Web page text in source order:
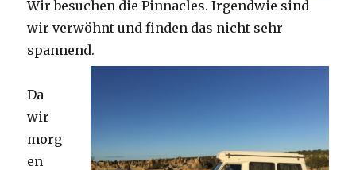
Wir besuchen die Pinnacles. Irgendwie sind
wir verwöhnt und finden das nicht sehr
spannend.
Da
wir
morg
en